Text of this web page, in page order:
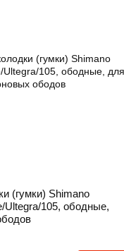
(гумки) Shimano
Ultegra/105, ободные,